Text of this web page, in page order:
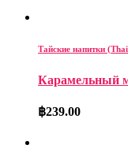
Тайские напитки
Карамельный
฿239.00